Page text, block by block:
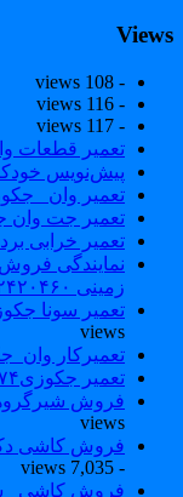
- 108 views
- 116 views
- 117 views
تعمیر قطعات
پیش‌نویس خودکار
تعمیر وان
تعمیر جت وان
تعمیر خرابی برد
نمایندگی فروش و
زمینی ۲۲۴۲۰۴۶۰
تعمیر سونا جکوزی۰۹۱۲۱۵۰۷۸۲۵#| Sauna | Jacuzzi
views
تعمیرکار
تعمیر جکوزی۸۸۰۴۲۱۷۴_فروش وان جکوزی
فروش شیرگروهه۸۸۰۴۲۱۷۴_تعمیر شیرگروهه
views
فروش کاشی دکوراتیو۸۸۰۴۲۱۷۴_فروش کاشی
فروش کاشی